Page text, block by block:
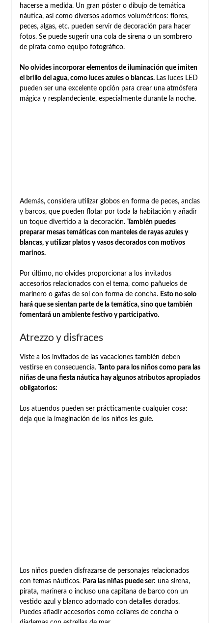
hacerse a medida. Un gran póster o dibujo de temática
náutica, así como diversos adornos volumétricos: flores,
peces, algas, etc. pueden servir de decoración para hacer
fotos. Se puede sugerir una cola de sirena o un sombrero
de pirata como equipo fotográfico.
No olvides incorporar elementos de iluminación que imiten
el brillo del agua, como luces azules o blancas. Las luces LED
pueden ser una excelente opción para crear una atmósfera
mágica y resplandeciente, especialmente durante la noche.
Además, considera utilizar globos en forma de peces, anclas
y barcos, que pueden flotar por toda la habitación y añadir
un toque divertido a la decoración.
También puedes
preparar mesas temáticas con manteles de rayas azules y
blancas, y utilizar platos y vasos decorados con motivos
marinos.
Por último, no olvides proporcionar a los invitados
accesorios relacionados con el tema, como pañuelos de
marinero o gafas de sol con forma de concha. Esto no solo
hará que se sientan parte de la temática, sino que también
fomentará un ambiente festivo y participativo.
Atrezzo y disfraces
Viste a los invitados de las vacaciones también deben
vestirse en consecuencia.
Tanto para los niños como para las
niñas de una fiesta náutica hay algunos atributos apropiados
obligatorios:
Los atuendos pueden ser prácticamente cualquier cosa:
deja que la imaginación de los niños les guíe.
Los niños pueden disfrazarse de personajes relacionados
con temas náuticos. Para las niñas puede ser: una sirena,
pirata, marinera o incluso una capitana de barco con un
vestido azul y blanco adornado con detalles dorados.
Puedes añadir accesorios como collares de concha o